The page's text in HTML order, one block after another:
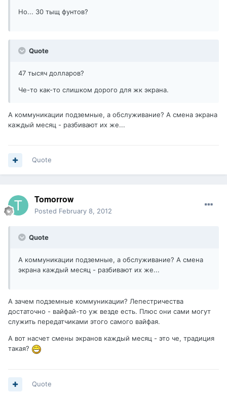
Но... 30 тыщ фунтов?
Quote
47 тысяч долларов?
Че-то как-то слишком дорого для жк экрана.
А коммуникации подземные, а обслуживание? А смена экрана
каждый месяц - разбивают их же...
Quote
Tomorrow
Posted February 8, 2012
Quote
А коммуникации подземные, а обслуживание? А смена
экрана каждый месяц - разбивают их же...
А зачем подземные коммуникации? Лепестричества
достаточно - вайфай-то уж везде есть. Плюс они сами могут
служить передатчиками этого самого вайфая.
А вот насчет смены экранов каждый месяц - это че, традиция
такая?
Quote